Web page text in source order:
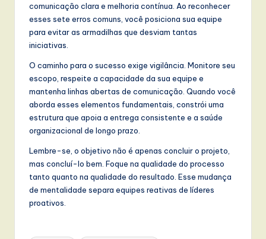
comunicação clara e melhoria contínua. Ao reconhecer
esses sete erros comuns, você posiciona sua equipe
para evitar as armadilhas que desviam tantas
iniciativas.
O caminho para o sucesso exige vigilância. Monitore seu
escopo, respeite a capacidade da sua equipe e
mantenha linhas abertas de comunicação. Quando você
aborda esses elementos fundamentais, constrói uma
estrutura que apoia a entrega consistente e a saúde
organizacional de longo prazo.
Lembre-se, o objetivo não é apenas concluir o projeto,
mas concluí-lo bem. Foque na qualidade do processo
tanto quanto na qualidade do resultado. Esse mudança
de mentalidade separa equipes reativas de líderes
proativos.